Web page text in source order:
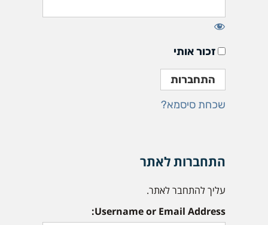
זכור אותי
שכחת סיסמא?
התחברות לאתר
עליך להתחבר לאתר.
Username or Email Address: